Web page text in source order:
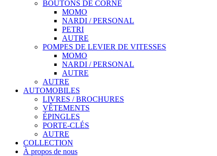
BOUTONS DE CORNE
MOMO
NARDI / PERSONAL
PETRI
AUTRE
POMPES DE LEVIER DE VITESSES
MOMO
NARDI / PERSONAL
AUTRE
AUTRE
AUTOMOBILES
LIVRES / BROCHURES
VÊTEMENTS
ÉPINGLES
PORTE-CLÉS
AUTRE
COLLECTION
À propos de nous